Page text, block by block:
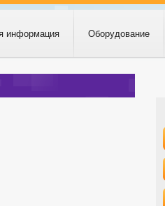
информация Оборудование